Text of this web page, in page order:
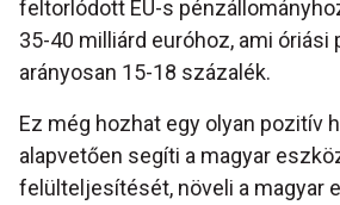
feltorlódott EU-s
35-40 milliárd euróhoz, ami óriási
arányosan 15-18 százalék.
Ez még hozhat egy olyan pozitív
alapvetően segíti a magyar
felülteljesítését, növeli a magyar